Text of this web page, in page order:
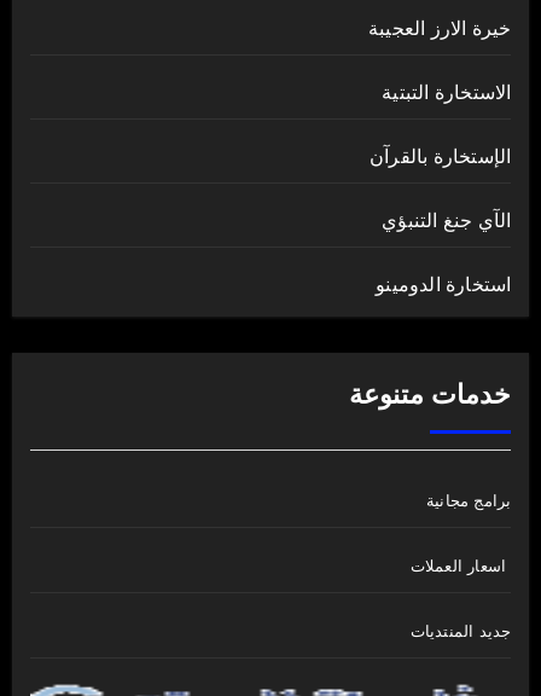
خيرة الارز العجيبة
الاستخارة التبتية
الإستخارة بالقرآن
الآي جنغ التنبؤي
استخارة الدومينو
خدمات متنوعة
برامج مجانية
اسعار العملات
جديد المنتديات